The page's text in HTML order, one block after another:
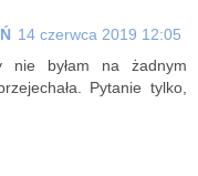
14 czerwca 2019 12:05
nie byłam na żadnym
Pytanie tylko,